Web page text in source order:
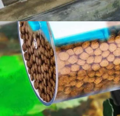
pakan secara tepat.